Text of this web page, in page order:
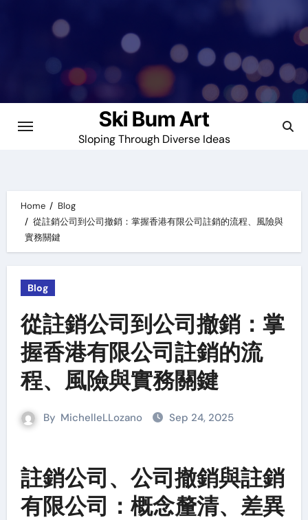
Ski Bum Art
Sloping Through Diverse Ideas
Home
Blog
從註銷公司到公司撤銷：掌握香港有限公司註銷的流程、風險與
實務關鍵
Blog
從註銷公司到公司撤銷：掌
握香港有限公司註銷的流
程、風險與實務關鍵
By MichelleLLozano Sep 24, 2025
註銷公司、公司撤銷與註銷
有限公司：概念釐清、差異